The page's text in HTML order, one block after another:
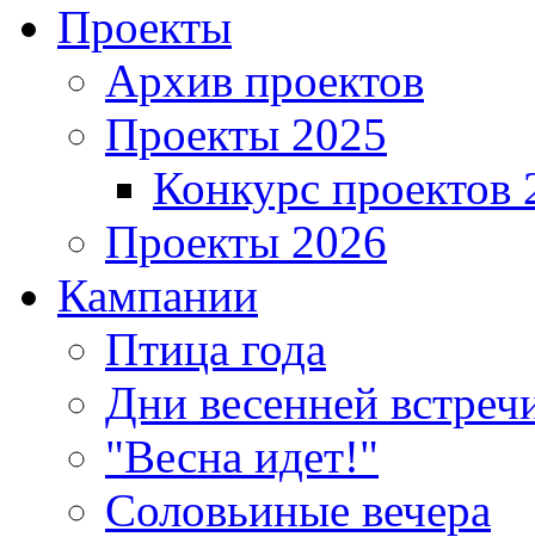
Проекты
Архив проектов
Проекты 2025
Конкурс проектов
Проекты 2026
Кампании
Птица года
Дни весенней
"Весна идет!"
Соловьиные вечера